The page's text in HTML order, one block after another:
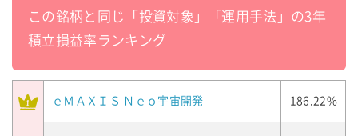
この銘柄と同じ「投資対象」「運用手法」の3年
積立損益率ランキング
ｅＭＡＸＩＳ Ｎｅｏ宇宙開発 186.22%